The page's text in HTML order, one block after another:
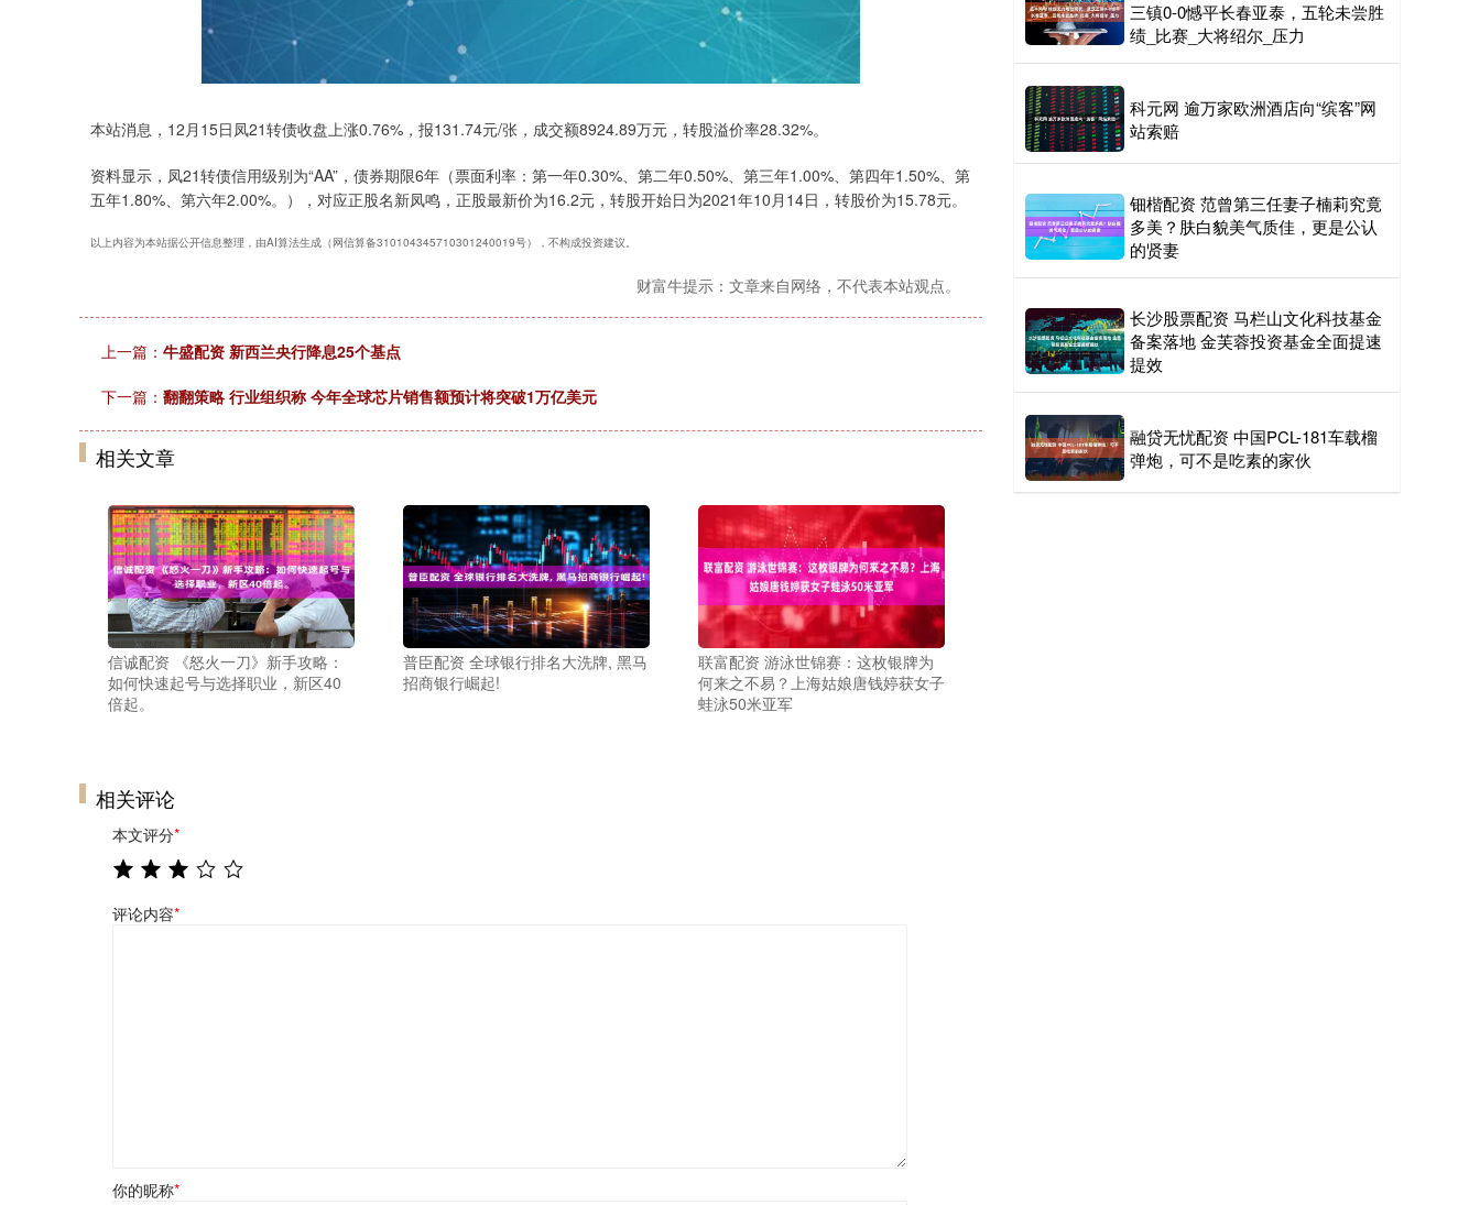
本站消息，12月15日凤21转债收盘上涨0.76%，报131.74元/张，成交额8924.89万元，转股溢价率28.32%。
资料显示，凤21转债信用级别为“AA”，债券期限6年（票面利率：第一年0.30%、第二年0.50%、第三年1.00%、第四年1.50%、第
五年1.80%、第六年2.00%。），对应正股名新凤鸣，正股最新价为16.2元，转股开始日为2021年10月14日，转股价为15.78元。
以上内容为本站据公开信息整理，由AI算法生成（网信算备310104345710301240019号），不构成投资建议。
财富牛提示：文章来自网络，不代表本站观点。
上一篇： 牛盛配资 新西兰央行降息25个基点
下一篇： 翻翻策略 行业组织称 今年全球芯片销售额预计将突破1万亿美元
相关文章
信诚配资 《怒火一刀》新手攻略：
如何快速起号与选择职业，新区40
倍起。
普臣配资 全球银行排名大洗牌, 黑马
招商银行崛起!
联富配资 游泳世锦赛：这枚银牌为
何来之不易？上海姑娘唐钱婷获女子
蛙泳50米亚军
相关评论
本文评分*
评论内容*
你的昵称*
三镇0-0憾平长春亚泰，五轮未尝胜
绩_比赛_大将绍尔_压力
科元网 逾万家欧洲酒店向“缤客”网
站索赔
钿楷配资 范曾第三任妻子楠莉究竟
多美？肤白貌美气质佳，更是公认
的贤妻
长沙股票配资 马栏山文化科技基金
备案落地 金芙蓉投资基金全面提速
提效
融贷无忧配资 中国PCL-181车载榴
弹炮，可不是吃素的家伙